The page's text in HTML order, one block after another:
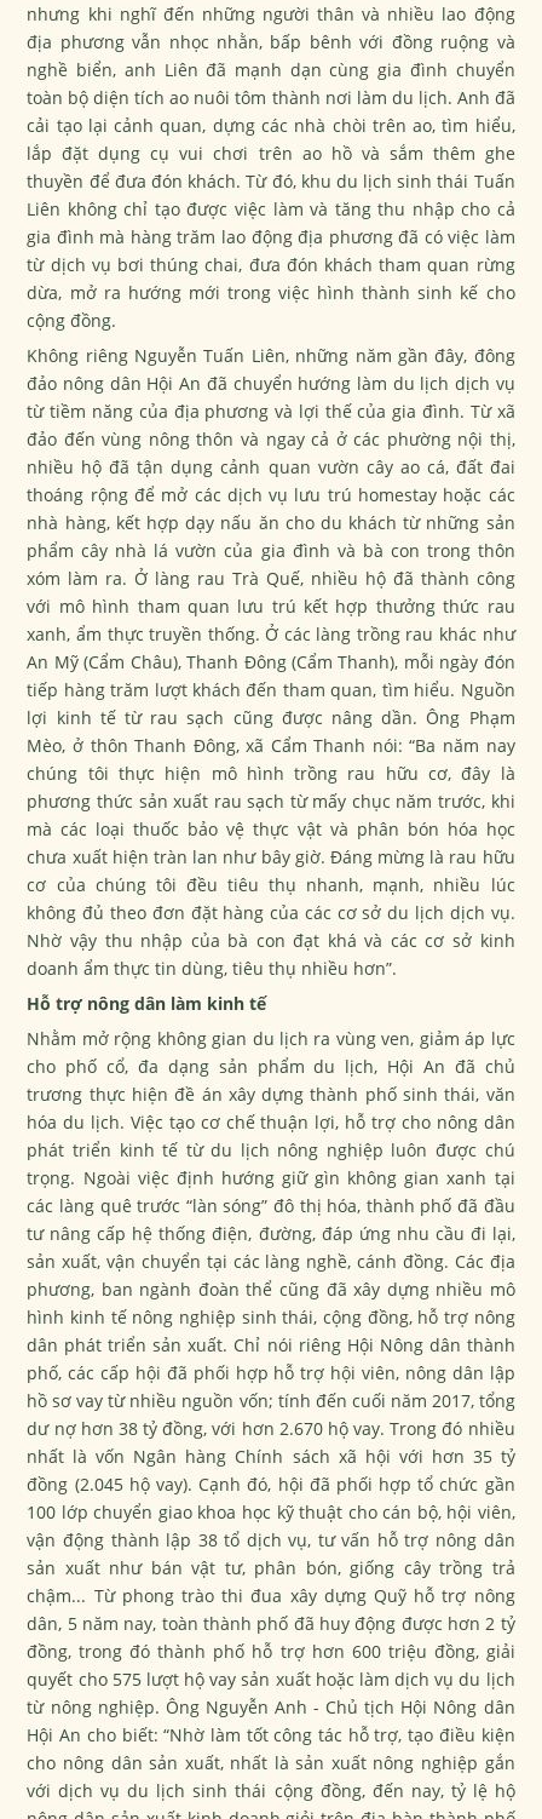
nhưng khi nghĩ đến những người thân và nhiều lao động
địa phương vẫn nhọc nhằn, bấp bênh với đồng ruộng và
nghề biển, anh Liên đã mạnh dạn cùng gia đình chuyển
toàn bộ diện tích ao nuôi tôm thành nơi làm du lịch. Anh đã
cải tạo lại cảnh quan, dựng các nhà chòi trên ao, tìm hiểu,
lắp đặt dụng cụ vui chơi trên ao hồ và sắm thêm ghe
thuyền để đưa đón khách. Từ đó, khu du lịch sinh thái Tuấn
Liên không chỉ tạo được việc làm và tăng thu nhập cho cả
gia đình mà hàng trăm lao động địa phương đã có việc làm
từ dịch vụ bơi thúng chai, đưa đón khách tham quan rừng
dừa, mở ra hướng mới trong việc hình thành sinh kế cho
cộng đồng.
Không riêng Nguyễn Tuấn Liên, những năm gần đây, đông
đảo nông dân Hội An đã chuyển hướng làm du lịch dịch vụ
từ tiềm năng của địa phương và lợi thế của gia đình. Từ xã
đảo đến vùng nông thôn và ngay cả ở các phường nội thị,
nhiều hộ đã tận dụng cảnh quan vườn cây ao cá, đất đai
thoáng rộng để mở các dịch vụ lưu trú homestay hoặc các
nhà hàng, kết hợp dạy nấu ăn cho du khách từ những sản
phẩm cây nhà lá vườn của gia đình và bà con trong thôn
xóm làm ra. Ở làng rau Trà Quế, nhiều hộ đã thành công
với mô hình tham quan lưu trú kết hợp thưởng thức rau
xanh, ẩm thực truyền thống. Ở các làng trồng rau khác như
An Mỹ (Cẩm Châu), Thanh Đông (Cẩm Thanh), mỗi ngày đón
tiếp hàng trăm lượt khách đến tham quan, tìm hiểu. Nguồn
lợi kinh tế từ rau sạch cũng được nâng dần. Ông Phạm
Mèo, ở thôn Thanh Đông, xã Cẩm Thanh nói: “Ba năm nay
chúng tôi thực hiện mô hình trồng rau hữu cơ, đây là
phương thức sản xuất rau sạch từ mấy chục năm trước, khi
mà các loại thuốc bảo vệ thực vật và phân bón hóa học
chưa xuất hiện tràn lan như bây giờ. Đáng mừng là rau hữu
cơ của chúng tôi đều tiêu thụ nhanh, mạnh, nhiều lúc
không đủ theo đơn đặt hàng của các cơ sở du lịch dịch vụ.
Nhờ vậy thu nhập của bà con đạt khá và các cơ sở kinh
doanh ẩm thực tin dùng, tiêu thụ nhiều hơn”.
Hỗ trợ nông dân làm kinh tế
Nhằm mở rộng không gian du lịch ra vùng ven, giảm áp lực
cho phố cổ, đa dạng sản phẩm du lịch, Hội An đã chủ
trương thực hiện đề án xây dựng thành phố sinh thái, văn
hóa du lịch. Việc tạo cơ chế thuận lợi, hỗ trợ cho nông dân
phát triển kinh tế từ du lịch nông nghiệp luôn được chú
trọng. Ngoài việc định hướng giữ gìn không gian xanh tại
các làng quê trước “làn sóng” đô thị hóa, thành phố đã đầu
tư nâng cấp hệ thống điện, đường, đáp ứng nhu cầu đi lại,
sản xuất, vận chuyển tại các làng nghề, cánh đồng. Các địa
phương, ban ngành đoàn thể cũng đã xây dựng nhiều mô
hình kinh tế nông nghiệp sinh thái, cộng đồng, hỗ trợ nông
dân phát triển sản xuất. Chỉ nói riêng Hội Nông dân thành
phố, các cấp hội đã phối hợp hỗ trợ hội viên, nông dân lập
hồ sơ vay từ nhiều nguồn vốn; tính đến cuối năm 2017, tổng
dư nợ hơn 38 tỷ đồng, với hơn 2.670 hộ vay. Trong đó nhiều
nhất là vốn Ngân hàng Chính sách xã hội với hơn 35 tỷ
đồng (2.045 hộ vay). Cạnh đó, hội đã phối hợp tổ chức gần
100 lớp chuyển giao khoa học kỹ thuật cho cán bộ, hội viên,
vận động thành lập 38 tổ dịch vụ, tư vấn hỗ trợ nông dân
sản xuất như bán vật tư, phân bón, giống cây trồng trả
chậm... Từ phong trào thi đua xây dựng Quỹ hỗ trợ nông
dân, 5 năm nay, toàn thành phố đã huy động được hơn 2 tỷ
đồng, trong đó thành phố hỗ trợ hơn 600 triệu đồng, giải
quyết cho 575 lượt hộ vay sản xuất hoặc làm dịch vụ du lịch
từ nông nghiệp. Ông Nguyễn Anh - Chủ tịch Hội Nông dân
Hội An cho biết: “Nhờ làm tốt công tác hỗ trợ, tạo điều kiện
cho nông dân sản xuất, nhất là sản xuất nông nghiệp gắn
với dịch vụ du lịch sinh thái cộng đồng, đến nay, tỷ lệ hộ